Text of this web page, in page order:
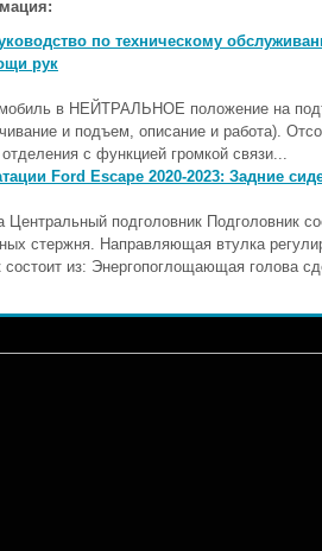
по техническому
рук
в НЕЙТРАЛЬНОЕ положение на
и подъем, описание и работа).
с функцией громкой связи...
Ford Escape 2020-2023: Задние
Центральный подголовник Подголовник
стержня. Направляющая втулка
состоит из: Энергопоглощающая голова